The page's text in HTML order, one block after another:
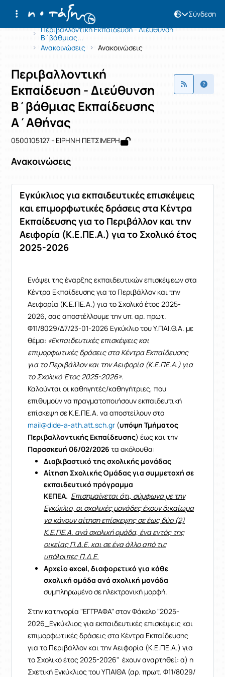
Σύνδεση
Αρχική Σελίδα
Περιβαλλοντική Εκπαίδευση - Διεύθυνση
Β΄βάθμιας...
Ανακοινώσεις
Ανακοινώσεις
Μάθημα : Περιβαλλοντική
Κωδικός : 0500105127
Περιβαλλοντική
Εκπαίδευση - Διεύθυνση
Β΄βάθμιας Εκπαίδευσης
Α΄Αθήνας
0500105127 - ΕΙΡΗΝΗ ΠΕΤΣΙΜΕΡΗ
Ανακοινώσεις
Εγκύκλιος για εκπαιδευτικές επισκέψεις
και επιμορφωτικές δράσεις στα Κέντρα
Εκπαίδευσης για το Περιβάλλον και την
Αειφορία (Κ.Ε.ΠΕ.Α.) για το Σχολικό έτος
2025-2026
Ενόψει της έναρξης εκπαιδευτικών επισκέψεων στα
Κέντρα Εκπαίδευσης για το Περιβάλλον και την
Αειφορία (Κ.Ε.ΠΕ.Α.) για το Σχολικό έτος 2025-
2026, σας αποστέλλουμε την υπ. αρ. πρωτ.
Φ11/8029/Δ7/23-01-2026 Εγκύκλιο του Υ.ΠΑΙ.Θ.Α. με
θέμα: «Εκπαιδευτικές επισκέψεις και
επιμορφωτικές δράσεις στα Κέντρα Εκπαίδευσης
για το Περιβάλλον και την Αειφορία (Κ.Ε.ΠΕ.Α.) για
το Σχολικό Έτος 2025-2026».
Καλούνται οι καθηγητές/καθηγήτριες, που
επιθυμούν να πραγματοποιήσουν εκπαιδευτική
επίσκεψη σε Κ.Ε.ΠΕ.Α. να αποστείλουν στο
mail@dide-a-ath.att.sch.gr (υπόψη Τμήματος
Περιβαλλοντικής Εκπαίδευσης) έως και την
Παρασκευή 06/02/2026 τα ακόλουθα:
Διαβιβαστικό της σχολικής μονάδας
Αίτηση Σχολικής Ομάδας για συμμετοχή σε
εκπαιδευτικό πρόγραμμα
ΚΕΠΕΑ. Επισημαίνεται ότι, σύμφωνα με την
Εγκύκλιο, οι σχολικές μονάδες έχουν δικαίωμα
να κάνουν αίτηση επίσκεψης σε έως δύο (2)
Κ.Ε.ΠΕ.Α. ανά σχολική ομάδα, ένα εντός της
οικείας Π.Δ.Ε. και σε ένα άλλο από τις
υπόλοιπες Π.Δ.Ε.
Αρχείο excel, διαφορετικό για κάθε
σχολική ομάδα ανά σχολική μονάδα
συμπληρωμένο σε ηλεκτρονική μορφή.
Στην κατηγορία "ΕΓΓΡΑΦΑ" στον Φάκελο "2025-
2026_Εγκύκλιος για εκπαιδευτικές επισκέψεις και
επιμορφωτικές δράσεις στα Κέντρα Εκπαίδευσης
για το Περιβάλλον και την Αειφορία (Κ.Ε.ΠΕ.Α.) για
το Σχολικό έτος 2025-2026" έχουν αναρτηθεί: α) η
Σχετική Εγκύκλιος του ΥΠΑΙΘΑ (αρ. πρωτ. Φ11/8029/